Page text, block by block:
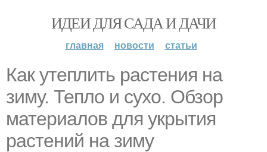
ИДЕИ ДЛЯ САДА И ДАЧИ
главная новости статьи
Как утеплить растения на
зиму. Тепло и сухо. Обзор
материалов для укрытия
растений на зиму